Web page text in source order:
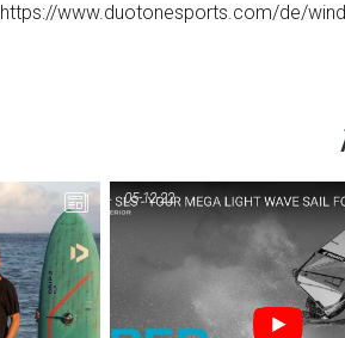
https://www.duotonesports.com/de/
05-12-22